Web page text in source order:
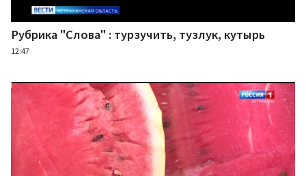
Рубрика "Слова" : турзучить, тузлук, кутырь
12:47